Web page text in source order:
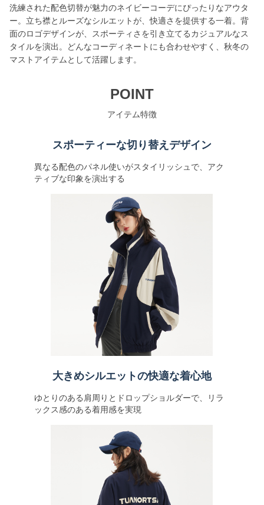
洗練された配色切替が魅力のネイビーコーデにぴったりなアウタ
ー。立ち襟とルーズなシルエットが、快適さを提供する一着。背
面のロゴデザインが、スポーティさを引き立てるカジュアルなス
タイルを演出。どんなコーディネートにも合わせやすく、秋冬の
マストアイテムとして活躍します。
POINT
アイテム特徴
スポーティーな切り替えデザイン
異なる配色のパネル使いがスタイリッシュで、アク
ティブな印象を演出する
大きめシルエットの快適な着心地
ゆとりのある肩周りとドロップショルダーで、リラ
ックス感のある着用感を実現